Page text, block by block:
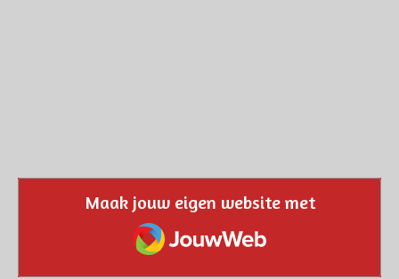
Maak jouw eigen website met
JouwWeb